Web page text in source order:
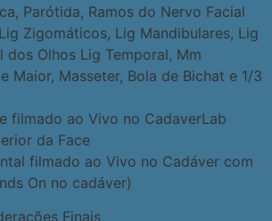
Parótida, Ramos do Nervo Facial
Zigomáticos, Lig Mandibulares, Lig
dos Olhos Lig Temporal, Mm
Maior, Masseter, Bola de Bichat e 1/3
filmado ao Vivo no CadaverLab
da Face
filmado ao Vivo no Cadáver com
On no cadáver)
Finais